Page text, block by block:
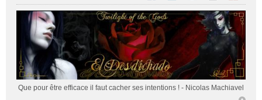
Que pour être efficace il faut cacher ses intentions ! - Nicolas Machiavel